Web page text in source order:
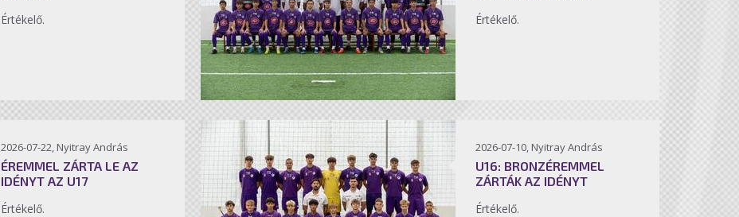
Értékelő.
Értékelő.
2026-07-22, Nyitray András
ÉREMMEL ZÁRTA LE AZ
IDÉNYT AZ U17
Értékelő.
2026-07-10, Nyitray András
U16: BRONZÉREMMEL
ZÁRTÁK AZ IDÉNYT
Értékelő.